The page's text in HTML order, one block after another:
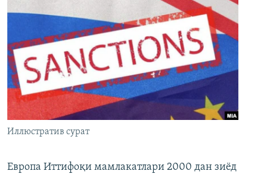
Иллюстратив сурат
Европа Иттифоқи мамлакатлари 2000 дан зиёд